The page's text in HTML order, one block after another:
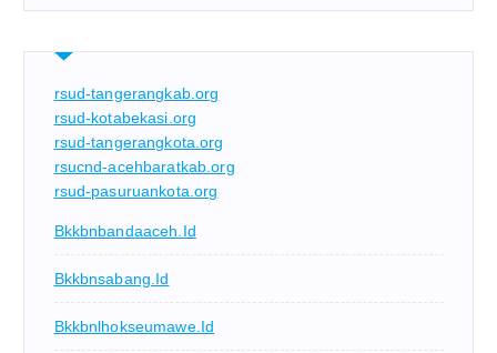
rsud-tangerangkab.org
rsud-kotabekasi.org
rsud-tangerangkota.org
rsucnd-acehbaratkab.org
rsud-pasuruankota.org
Bkkbnbandaaceh.id
Bkkbnsabang.id
Bkkbnlhokseumawe.id